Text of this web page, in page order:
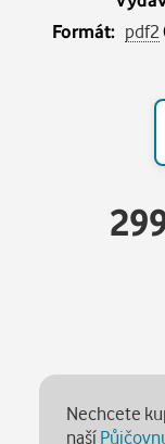
Formát: pdf2
Nechcete
naší